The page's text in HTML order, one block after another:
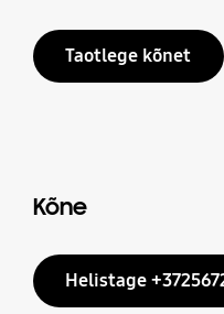
Taotlege kõnet
Kõne
Helistage